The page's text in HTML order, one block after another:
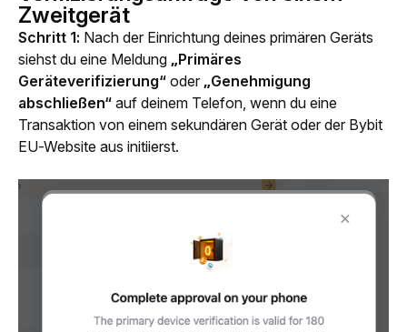
Zweitgerät
Schritt 1: Nach der Einrichtung deines primären Geräts
siehst du eine Meldung „Primäres
Geräteverifizierung“ oder „Genehmigung
abschließen“ auf deinem Telefon, wenn du eine
Transaktion von einem sekundären Gerät oder der Bybit
EU-Website aus initiierst.